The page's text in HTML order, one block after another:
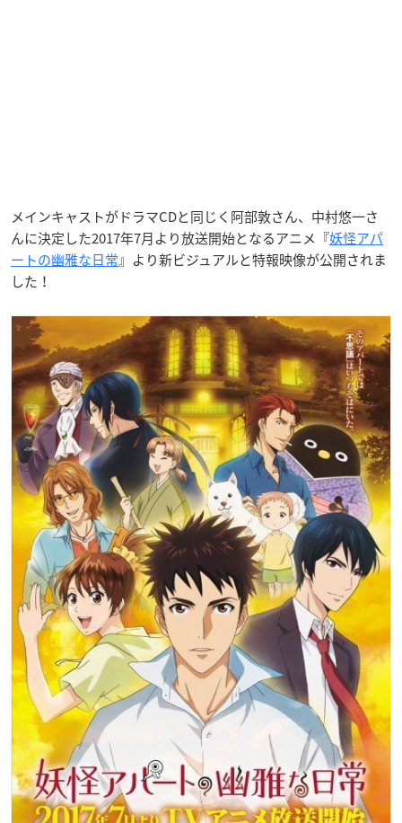
メインキャストがドラマCDと同じく阿部敦さん、中村悠一さ
んに決定した2017年7月より放送開始となるアニメ『妖怪アパ
ートの幽雅な日常』より新ビジュアルと特報映像が公開されま
した！